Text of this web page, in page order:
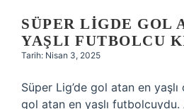
SÜPER LIGDE GOL
YAŞLI FUTBOLCU
Tarih: Nisan 3, 2025
Süper Lig’de gol atan en
gol atan en yaşlı futbolcuydu.